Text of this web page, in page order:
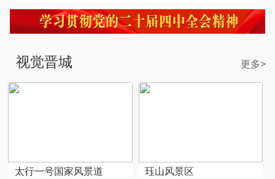
视觉晋城 更多>
太行一号国家风景道 珏山风景区